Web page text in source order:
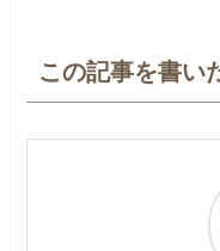
この記事を書い